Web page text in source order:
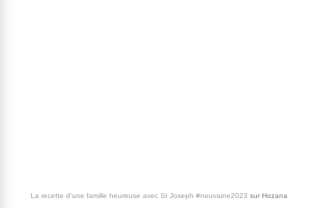
La recette d'une famille heureuse avec St Joseph #neuvaine2023 sur Hozana